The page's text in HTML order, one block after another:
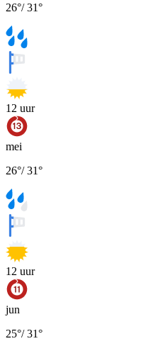
26°/31°
12 uur
mei
26°/31°
12 uur
jun
25°/31°